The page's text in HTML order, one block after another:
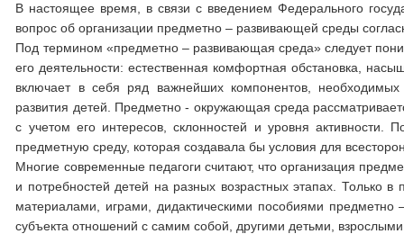
В настоящее время, в связи с введением Федерального
вопрос об организации предметно – развивающей среды
Под термином «предметно – развивающая среда» следует
его деятельности: естественная комфортная обстановка,
включает в себя ряд важнейших компонентов, необходимых
развития детей. Предметно - окружающая среда
с учетом его интересов, склонностей и уровня активности.
предметную среду, которая создавала бы условия для
Многие современные педагоги считают, что организация
и потребностей детей на разных возрастных этапах. Только
материалами, играми, дидактическими пособиями предметно
субъекта отношений с самим собой, другими детьми,